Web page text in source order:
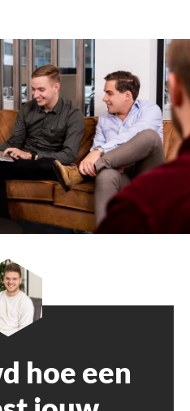
hoe een